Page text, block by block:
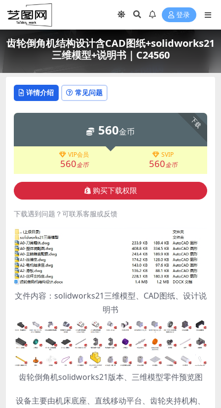
登录
齿轮倒角机结构设计含CAD图纸+solidworks21
三维模型+说明书｜C24560
详情介绍 常见问题
下载
560金币
VIP会员
560金币
SVIP
560金币
购买下载权限
下载遇到问题？可联系客服或反馈
文件内容：solidworks21三维模型、CAD图纸、设计说
明书
齿轮倒角机solidworks21版本、三维模型零件预览图
设备主要由机床底座、直线移动平台、齿轮夹持机构、